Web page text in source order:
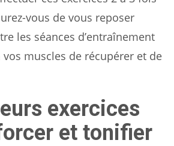
vous de vous reposer
les séances d’entraînement
muscles de récupérer et de
exercices
et tonifier